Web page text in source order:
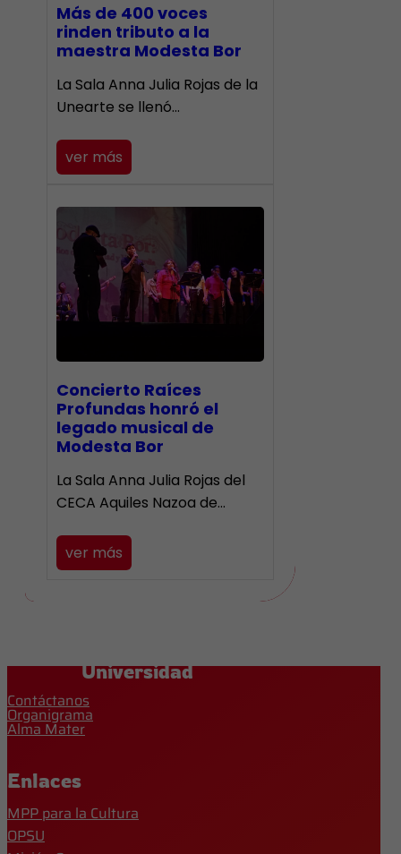
Más de 400 voces
rinden tributo a la
maestra Modesta Bor
​La Sala Anna Julia Rojas de la
Unearte se llenó…
ver más
​Concierto Raíces
Profundas honró el
legado musical de
Modesta Bor
La Sala Anna Julia Rojas del
CECA Aquiles Nazoa de…
ver más
Universidad
Contáctanos
Organigrama
Alma Mater
Enlaces
MPP para la Cultura
OPSU